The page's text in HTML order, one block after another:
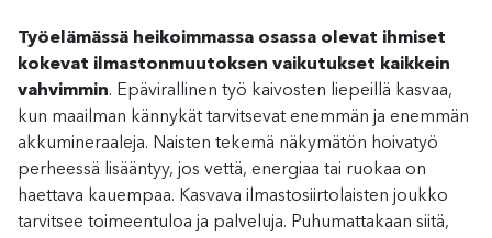
Työelämässä heikoimmassa osassa olevat ihmiset
kokevat ilmastonmuutoksen vaikutukset kaikkein
vahvimmin. Epävirallinen työ kaivosten liepeillä kasvaa,
kun maailman kännykät tarvitsevat enemmän ja enemmän
akkumineraaleja. Naisten tekemä näkymätön hoivatyö
perheessä lisääntyy, jos vettä, energiaa tai ruokaa on
haettava kauempaa. Kasvava ilmastosiirtolaisten joukko
tarvitsee toimeentuloa ja palveluja. Puhumattakaan siitä,